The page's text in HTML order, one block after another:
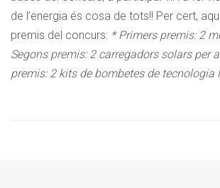
de l’energia és cosa de tots!! Per cert,
premis del concurs: * Primers premis: 2
Segons premis: 2 carregadors solars per
premis: 2 kits de bombetes de tecnologia